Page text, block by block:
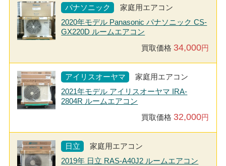
パナソニック
家庭用エアコン
2020年モデル Panasonic パナソニック CS-
GX220D ルームエアコン
買取価格 34,000円
アイリスオーヤマ
家庭用エアコン
2021年モデル アイリスオーヤマ IRA-
2804R ルームエアコン
買取価格 32,000円
日立
家庭用エアコン
2019年 日立 RAS-A40J2 ルームエアコン